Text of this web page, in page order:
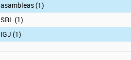
asambleas (1)
SRL (1)
IGJ (1)